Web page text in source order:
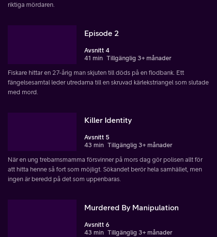
riktiga mördaren.
Episode 2
Avsnitt 4
41 min Tillgänglig 3+ månader
Fiskare hittar en 27-årig man skjuten till döds på en flodbank. Ett
fängelsesamtal leder utredarna till en skruvad kärlekstriangel som slutade
med mord.
Killer Identity
Avsnitt 5
43 min Tillgänglig 3+ månader
När en ung trebarnsmamma försvinner på mors dag gör polisen allt för
att hitta henne så fort som möjligt. Sökandet berör hela samhället, men
ingen är beredd på det som uppenbaras.
Murdered By Manipulation
Avsnitt 6
43 min Tillgänglig 3+ månader